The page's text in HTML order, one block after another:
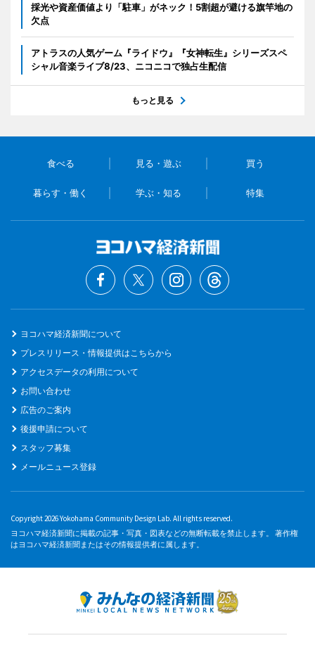
採光や資産価値より「駐車」がネック！5割超が避ける旗竿地の
欠点
アトラスの人気ゲーム『ライドウ』『女神転生』シリーズスペ
シャル音楽ライブ8/23、ニコニコで独占生配信
もっと見る
食べる 見る・遊ぶ 買う
暮らす・働く 学ぶ・知る 特集
ヨコハマ経済新聞について
プレスリリース・情報提供はこちらから
アクセスデータの利用について
お問い合わせ
広告のご案内
後援申請について
スタッフ募集
メールニュース登録
Copyright 2026 Yokohama Community Design Lab. All rights reserved.
ヨコハマ経済新聞に掲載の記事・写真・図表などの無断転載を禁止します。 著作権
はヨコハマ経済新聞またはその情報提供者に属します。